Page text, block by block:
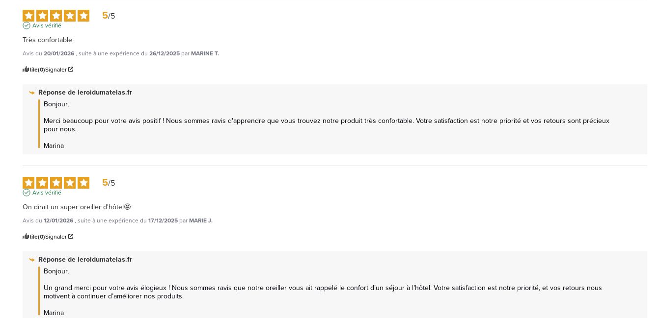
5/5
Avis vérifié
Très confortable
Avis du 20/01/2026, suite à une expérience du 26/12/2025 parMARINE T.
Utile(0)Signaler
Réponse deleroidumatelas.fr
Bonjour,
Merci beaucoup pour votre avis positif ! Nous sommes ravis d'apprendre que vous trouvez notre produit très confortable. Votre satisfaction est notre priorité et vos retours sont précieux
pour nous.
Marina
5/5
Avis vérifié
On dirait un super oreiller d’hôtel🤩
Avis du 12/01/2026, suite à une expérience du 17/12/2025 parMARIE J.
Utile(0)Signaler
Réponse deleroidumatelas.fr
Bonjour,
Un grand merci pour votre avis élogieux ! Nous sommes ravis que notre oreiller vous ait rappelé le confort d’un séjour à l’hôtel. Votre satisfaction est notre priorité, et vos retours nous
motivent à continuer d’améliorer nos produits.
Marina